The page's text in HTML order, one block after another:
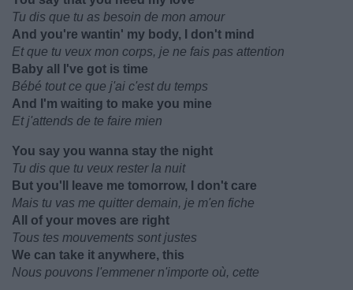
Tu dis que tu as besoin de mon amour
And you're wantin' my body, I don't mind
Et que tu veux mon corps, je ne fais pas attention
Baby all I've got is time
Bébé tout ce que j'ai c'est du temps
And I'm waiting to make you mine
Et j'attends de te faire mien
You say you wanna stay the night
Tu dis que tu veux rester la nuit
But you'll leave me tomorrow, I don't care
Mais tu vas me quitter demain, je m'en fiche
All of your moves are right
Tous tes mouvements sont justes
We can take it anywhere, this
Nous pouvons l'emmener n'importe où, cette